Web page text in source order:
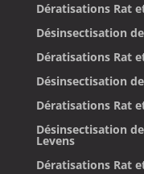
Dératisations Rat
Désinsectisation
Dératisations Rat
Désinsectisation
Dératisations Rat
Désinsectisation
Levens
Dératisations Rat